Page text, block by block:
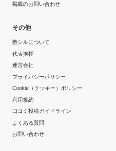
月額料金
20,001円〜30,000円
入った時は必要ないと思って
勉強できていたのでそれが復
掲載のお問い合わせ
その他
塾シルについて
代表挨拶
運営会社
プライバシーポリシー
Cookie（クッキー）ポリシー
利用規約
口コミ投稿ガイドライン
よくある質問
お問い合わせ